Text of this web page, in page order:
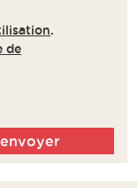
.
de